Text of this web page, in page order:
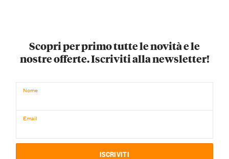
Scopri per primo tutte le novità e le
nostre offerte. Iscriviti alla newsletter!
Nome
Email